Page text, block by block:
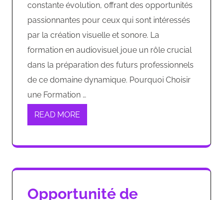
constante évolution, offrant des opportunités
passionnantes pour ceux qui sont intéressés
par la création visuelle et sonore. La
formation en audiovisuel joue un rôle crucial
dans la préparation des futurs professionnels
de ce domaine dynamique. Pourquoi Choisir
une Formation …
READ MORE
Opportunité de